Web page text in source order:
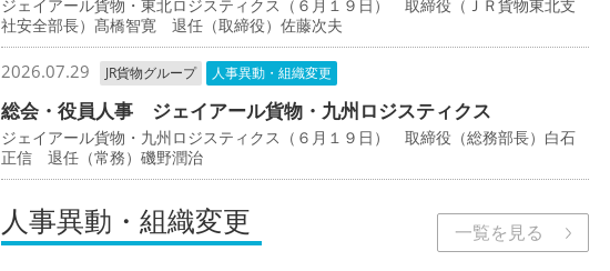
ジェイアール貨物・東北ロジスティクス（６月１９日） 取締役（ＪＲ貨物東北支
社安全部長）髙橋智寛 退任（取締役）佐藤次夫
2026.07.29 JR貨物グループ 人事異動・組織変更
総会・役員人事 ジェイアール貨物・九州ロジスティクス
ジェイアール貨物・九州ロジスティクス（６月１９日） 取締役（総務部長）白石
正信 退任（常務）磯野潤治
人事異動・組織変更 一覧を見る